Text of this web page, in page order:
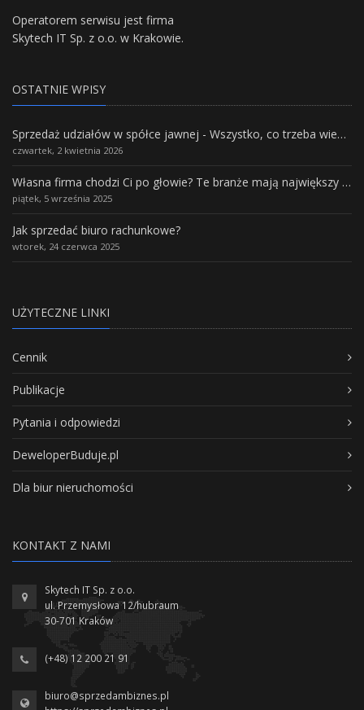
Operatorem serwisu jest firma
Skytech IT Sp. z o.o. w Krakowie.
OSTATNIE WPISY
Sprzedaż udziałów w spółce jawnej - Wszystko, co trzeba wiedzieć.
czwartek, 2 kwietnia 2026
Własna firma chodzi Ci po głowie? Te branże mają największy potencjał rozwoju
piątek, 5 września 2025
Jak sprzedać biuro rachunkowe?
wtorek, 24 czerwca 2025
UŻYTECZNE LINKI
Cennik
Publikacje
Pytania i odpowiedzi
DeweloperBuduje.pl
Dla biur nieruchomości
KONTAKT Z NAMI
Skytech IT Sp. z o.o.
ul. Przemysłowa 12/hubraum
30-701 Kraków
(+48) 12 200 21 91
biuro@sprzedambiznes.pl